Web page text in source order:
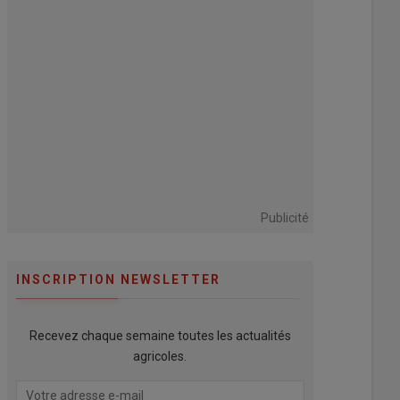
Publicité
INSCRIPTION NEWSLETTER
Recevez chaque semaine toutes les actualités
agricoles.